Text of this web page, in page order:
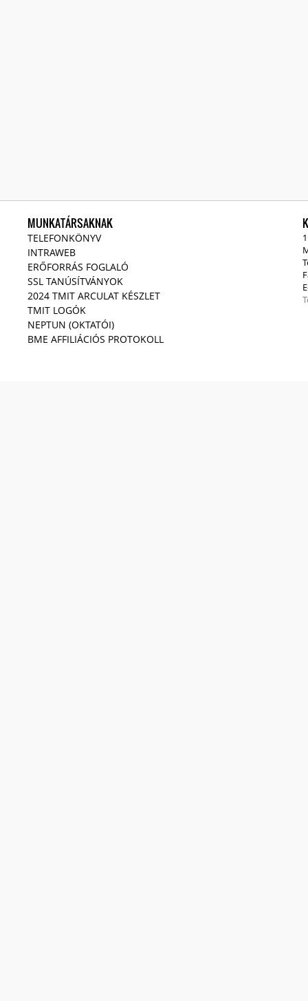
MUNKATÁRSAKNAK
TELEFONKÖNYV
INTRAWEB
ERŐFORRÁS FOGLALÓ
SSL TANÚSÍTVÁNYOK
2024 TMIT ARCULAT KÉSZLET
TMIT LOGÓK
NEPTUN (OKTATÓI)
BME AFFILIÁCIÓS PROTOKOLL